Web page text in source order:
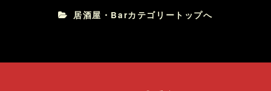
居酒屋・Barカテゴリートップへ